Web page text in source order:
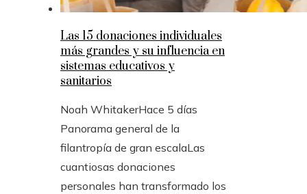
Las 15 donaciones individuales
más grandes y su influencia en
sistemas educativos y
sanitarios
Noah WhitakerHace 5 días
Panorama general de la
filantropía de gran escalaLas
cuantiosas donaciones
personales han transformado los